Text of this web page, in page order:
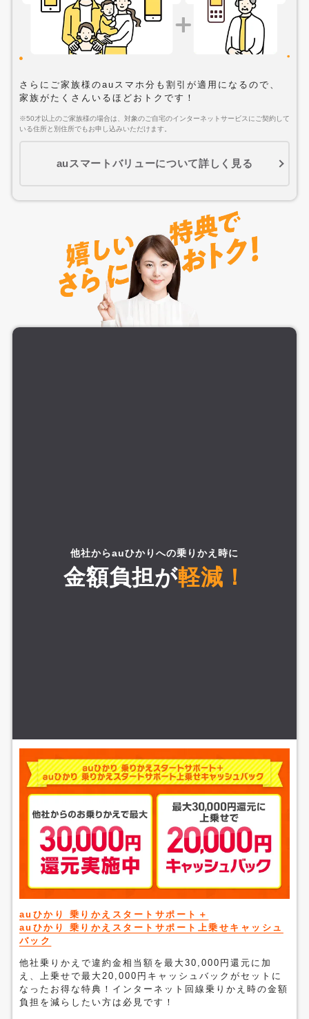
さらにご家族様のauスマホ分も割引が適用になるので、
家族がたくさんいるほどおトクです！
※50才以上のご家族様の場合は、対象のご自宅のインターネットサービスにご契約して
いる住所と別住所でもお申し込みいただけます。
auスマートバリューについて詳しく見る
他社からauひかりへの乗りかえ時に
金額負担が軽減！
auひかり 乗りかえスタートサポート＋
auひかり 乗りかえスタートサポート上乗せキャッシュ
バック
他社乗りかえで違約金相当額を最大30,000円還元に加
え、上乗せで最大20,000円キャッシュバックがセットに
なったお得な特典！インターネット回線乗りかえ時の金額
負担を減らしたい方は必見です！